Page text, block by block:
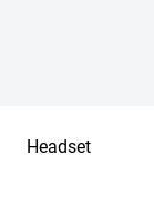
Headset